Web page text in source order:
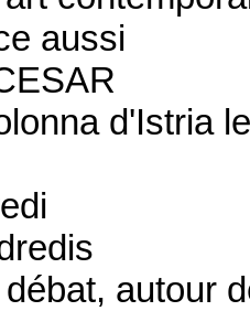
aussi
d'Istria le
autour